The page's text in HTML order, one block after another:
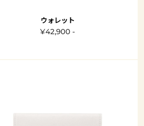
ウォレット
¥42,900 -